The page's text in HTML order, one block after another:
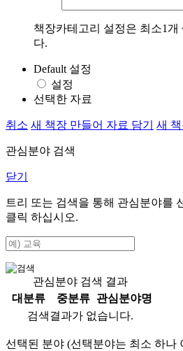
책장카테고리 설정은 최소1개
다.
Default 설정
설정
선택한 자료
취소 새 책장 만들어 자료 담기 새
관심분야 검색
닫기
트리 또는 검색을 통해 관심분야를
클릭 하십시오.
관심분야 검색 결과
대분류
중분류
관심분야명
검색결과가 없습니다.
선택된 분야 (선택분야는 최소 하나